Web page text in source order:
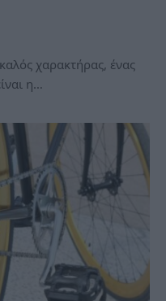
χαρακτήρας, ένας
η…